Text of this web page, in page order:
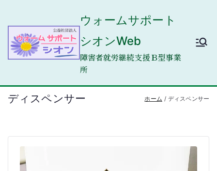
ウォームサポート
シオンWeb
障害者就労継続支援Ｂ型事業
所
ディスペンサー ホーム ディスペンサー